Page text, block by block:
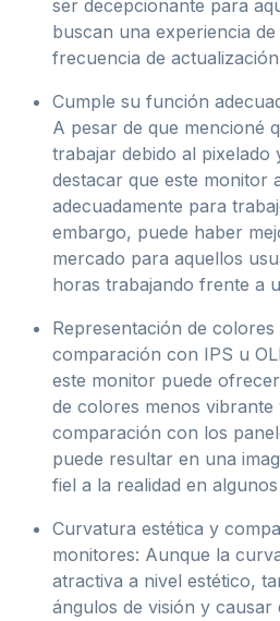
ser decepcionante para
buscan una experiencia
frecuencia de
Cumple su función
A pesar de que mencioné
trabajar debido al pixelado
destacar que este monitor
adecuadamente para
embargo, puede haber
mercado para aquellos
horas trabajando frente a
Representación de colores
comparación con IPS u
este monitor puede
de colores menos vibrante
comparación con los
puede resultar en una
fiel a la realidad en
Curvatura estética y
monitores: Aunque la
atractiva a nivel estético,
ángulos de visión y causar